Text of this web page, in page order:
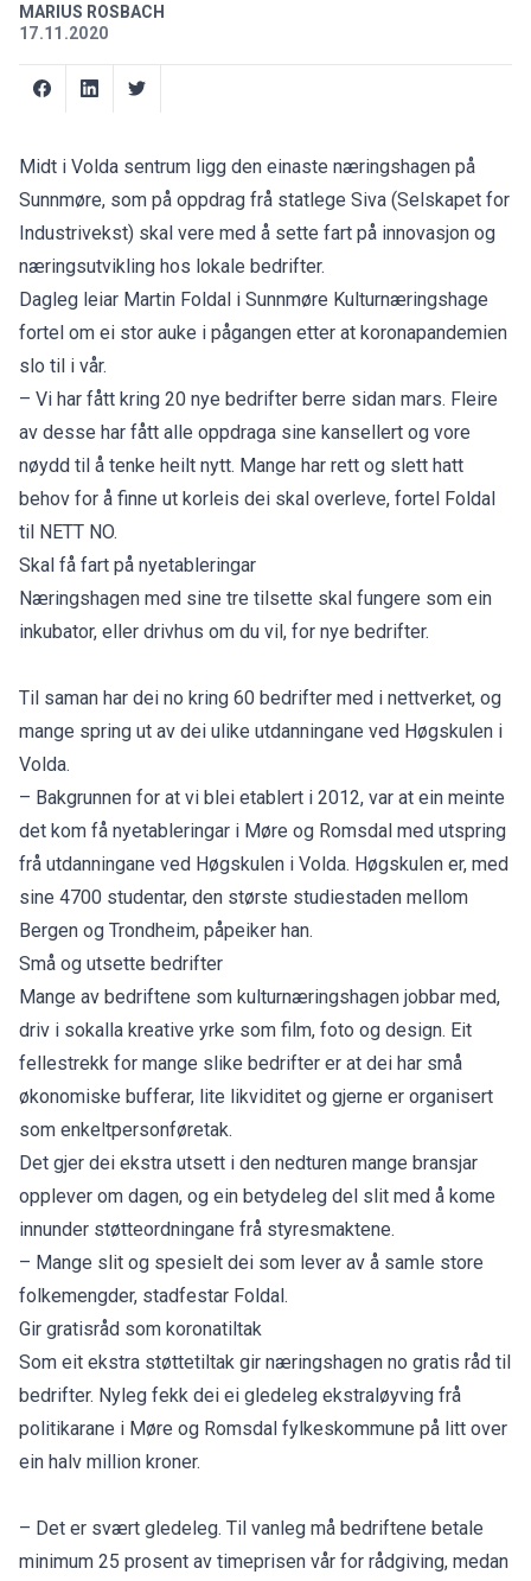
MARIUS ROSBACH
17.11.2020
Midt i Volda sentrum ligg den einaste næringshagen på
Sunnmøre, som på oppdrag frå statlege Siva (Selskapet for
Industrivekst) skal vere med å sette fart på innovasjon og
næringsutvikling hos lokale bedrifter.
Dagleg leiar Martin Foldal i Sunnmøre Kulturnæringshage
fortel om ei stor auke i pågangen etter at koronapandemien
slo til i vår.
– Vi har fått kring 20 nye bedrifter berre sidan mars. Fleire
av desse har fått alle oppdraga sine kansellert og vore
nøydd til å tenke heilt nytt. Mange har rett og slett hatt
behov for å finne ut korleis dei skal overleve, fortel Foldal
til NETT NO.
Skal få fart på nyetableringar
Næringshagen med sine tre tilsette skal fungere som ein
inkubator, eller drivhus om du vil, for nye bedrifter.
Til saman har dei no kring 60 bedrifter med i nettverket, og
mange spring ut av dei ulike utdanningane ved Høgskulen i
Volda.
– Bakgrunnen for at vi blei etablert i 2012, var at ein meinte
det kom få nyetableringar i Møre og Romsdal med utspring
frå utdanningane ved Høgskulen i Volda. Høgskulen er, med
sine 4700 studentar, den største studiestaden mellom
Bergen og Trondheim, påpeiker han.
Små og utsette bedrifter
Mange av bedriftene som kulturnæringshagen jobbar med,
driv i sokalla kreative yrke som film, foto og design. Eit
fellestrekk for mange slike bedrifter er at dei har små
økonomiske bufferar, lite likviditet og gjerne er organisert
som enkeltpersonføretak.
Det gjer dei ekstra utsett i den nedturen mange bransjar
opplever om dagen, og ein betydeleg del slit med å kome
innunder støtteordningane frå styresmaktene.
– Mange slit og spesielt dei som lever av å samle store
folkemengder, stadfestar Foldal.
Gir gratisråd som koronatiltak
Som eit ekstra støttetiltak gir næringshagen no gratis råd til
bedrifter. Nyleg fekk dei ei gledeleg ekstraløyving frå
politikarane i Møre og Romsdal fylkeskommune på litt over
ein halv million kroner.
– Det er svært gledeleg. Til vanleg må bedriftene betale
minimum 25 prosent av timeprisen vår for rådgiving, medan